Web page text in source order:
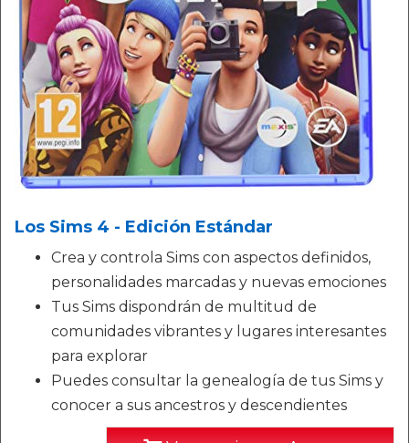
Los Sims 4 - Edición Estándar
Crea y controla Sims con aspectos definidos,
personalidades marcadas y nuevas emociones
Tus Sims dispondrán de multitud de
comunidades vibrantes y lugares interesantes
para explorar
Puedes consultar la genealogía de tus Sims y
conocer a sus ancestros y descendientes